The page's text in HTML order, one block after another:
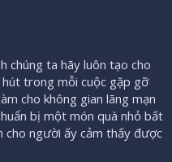
chúng ta hãy luôn tạo cho
trong mỗi cuộc gặp gỡ
cho không gian lãng mạn
bị một món quà nhỏ bất
cho người ấy cảm thấy được